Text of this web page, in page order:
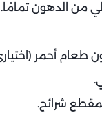
من الدهون تمامًا.
شرائح.